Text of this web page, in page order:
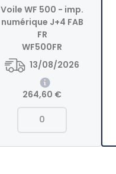
Voile WF 500 - imp.
numérique J+4 FAB
FR
WF500FR
13/08/2026
264,60 €